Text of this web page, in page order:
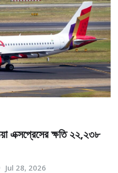
এক্সপ্রেসের ক্ষতি ২২,২৩৮
Jul 28, 2026